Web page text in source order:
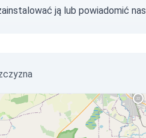
ją lub powiadomić nas